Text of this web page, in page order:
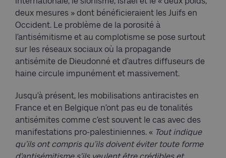
deux mesures » dont bénéficieraient les Juifs en
Occident. Le problème de la porosité à
l’antisémitisme et au complotisme se pose surtout
sur les réseaux sociaux où la propagande
antisémite de Dieudonné et d’autres diffuseurs de
haine circule impunément et massivement.
Jusqu’à présent, les mobilisations antiracistes en
France et en Belgique n’ont pas eu de tonalités
antisémites comme c’est souvent le cas avec des
manifestations pro-palestiniennes. « Tout indique
qu’ils ont compris qu’ils doivent éviter toute forme
d’antisémitisme s’ils veulent être crédibles et